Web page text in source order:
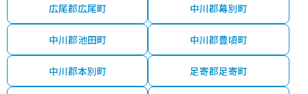
広尾郡広尾町 中川郡幕別町
中川郡池田町 中川郡豊頃町
中川郡本別町 足寄郡足寄町